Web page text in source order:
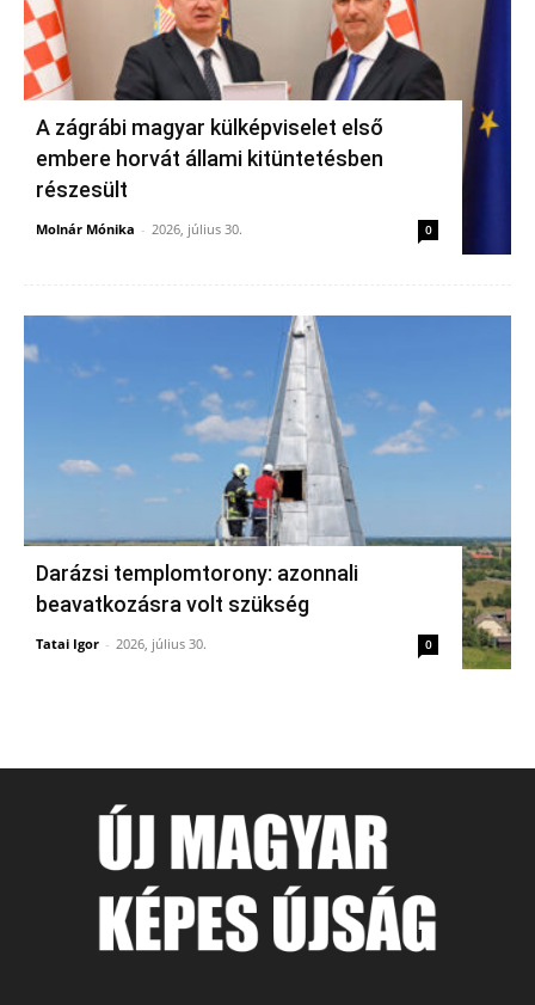
A zágrábi magyar külképviselet első
embere horvát állami kitüntetésben
részesült
Molnár Mónika - 2026, július 30. 0
Darázsi templomtorony: azonnali
beavatkozásra volt szükség
Tatai Igor - 2026, július 30. 0